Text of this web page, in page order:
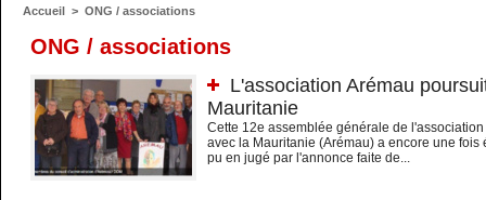
Accueil > ONG / associations
ONG / associations
L'association Arémau
Mauritanie
Cette 12e assemblée générale de
avec la Mauritanie (Arémau) a encore une fois
pu en jugé par l'annonce faite de...